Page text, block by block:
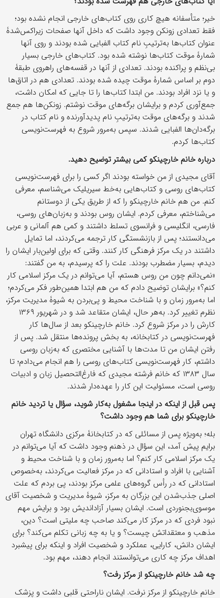
خیر؛ متأسفانه هیچ کاری روی کتاب‌های خارجی انجام نشده بود؛
فقط تعدادی زونکن وجود داشت که داخل آنها صفحات زیراکس‌شدۀ
عنوان کتاب‌ها به‌ترتیبِ نام کتاب‌ الفبایی شده بودند و روی آنها
شمارۀ موقت کتاب‌ها نوشته شده بود. کتاب‌های خارجی بسیار
بی‌نظم و پراکنده بودند. تعدادی از آنها در قفسه‌های راهروی طبقۀ
دوم بر اساس شمارۀ موقت چیده شده بودند. تعدادی هم در اتاق‌ها
و یا نزد افراد بودند. من ابتدا کتاب‌ها را تا جایی‌ که امکان داشت،
جمع‌آوری کردم و برایشان برگه‌های موقت نوشتم. زونکن‌ها هم جمع
شدند و برگه‌های موقت به‌ترتیبِ نام پدید‌آورنده و نام کتاب در
برگه‌دان‌ها الفبایی شدند. سپس به‌مرور شروع به فهرست‌نویسی
کتاب‌ها کردم.
دربارۀ خانم خارچینکو کمی بیشتر توضیح دهید.
آقای مجیدی از من خواسته بودند اگر کسی را برای فهرست‌نویسی
کتاب‌های روسی و کتاب‌هایی به‌خط سیریلیک می‌شناسم، معرفی
کنم. من هم خانم خارچینکو را که از طریق یکی از دوستانم
می‌شناختم، معرفی کردم. ایشان روس بودند و به‌زبان‌های روسی،
فارسی، انگلیسی و فرانسوی تسلط داشتند و کمی هم آلمانی و عربی
می‌دانستند؛ پس از بازنشستگی کار ترجمه می‌کردند، اما تمایل
داشتند در یک مرکز فرهنگی کار کنند. وقتی که برای اولین‌بار ایشان را
دیدم، بسیار مضطرب بودند. علت را که پرسیدم، به من گفتند:
«نمی‌دانم چون من روس هستم، آیا می‌توانم در یک مرکز اسلامی کار
کنم؟» برایشان توضیح دادم که من هم ابتدا همین‌طور فکر می‌کردم؛
اما به‌مرور زمان و با شناخت محیط و پی‌بردن به شیوۀ مدیریت مرکز،
نظرم تغییر کرد. به‌هر حال، ایشان متقاعد شد و در شهریور ۱۳۶۹
کارش را در مرکز شروع کرد. خانم خارچینکو بعد از سال‌ها کار
فهرست‌نویسی در کتابخانه، به بخش پرونده‌ها منتقل شد. پس از
رفتن ایشان من تا مدت‌ها با آشنایی مختصری که به‌زبان روسی
داشتم، کار فهرست‌نویسی کتاب‌های روسی را هم انجام می‌دادم؛ تا
سال ۱۳۸۳ که خانم فرشته مجیدی که فارغ‌التحصیل زبان و ادبیات
روسی است، مسئولیت این کار را عهده‌دار شدند.
پس قبل از اینکه در اینجا مشغول به‌کار شوید، سؤال یا تردید خانم
خارچینکو برای شما هم وجود داشت؟
بله؛ به‌ویژه پس از مسائلی که در کتابخانۀ مرکزی دانشگاه تهران
برایم پیش آمد، این سؤال در ذهنم وجود داشت که آیا می‌توانم در
یک مرکز اسلامی کار کنم؟ اما به‌مرور زمان و با شناخت محیط و
آشنایی با افراد و استادانی که در مرکز فعالیت می‌کردند، به‌خصوص
استادانی که در رأس گروه‌های علمی مرکز بودند، پی بردم که علت
اصلی جذب‌شدن این بزرگان به مرکز، شیوۀ مدیریت و شخصیت آقای
موسوی‌بجنوردی است. ایشان بسیار آزاداندیش بود و برایش مهم
نبود فردی که در مرکز کار می‌کند صاحب چه ملیتی است؟ دین،
مذهب و معتقداتش چیست؟ و یا به چه زبانی تکلم می‌کند؟ برای
ایشان دانش، کارایی، عملکرد و شخصیت افراد و اینکه برای پیشبرد
اهداف مرکز چه کاری می‌توانستند انجام دهند، مهم بود.
چه شد خانم خارچینکو از مرکز رفت؟
خانم خارچینکو از مرکز نرفت. ایشان ناراحتی قلبی داشت و پزشک